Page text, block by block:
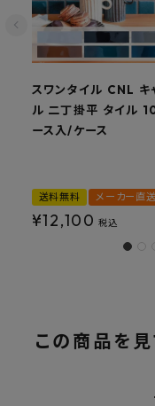
スワンタイル CNL キ
ル 二丁掛平 タイル
ース入/ケース
送料無料 メーカー直送
¥12,100 税込
この商品を